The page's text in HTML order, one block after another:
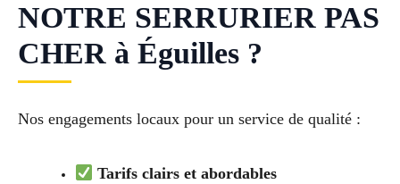
NOTRE SERRURIER PAS
CHER à Éguilles ?
Nos engagements locaux pour un service de qualité :
Tarifs clairs et abordables